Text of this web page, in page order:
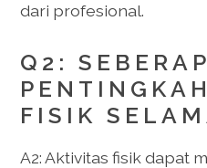
dari profesional.
Q2:
FISIK
A2: Aktivitas fisik dapat